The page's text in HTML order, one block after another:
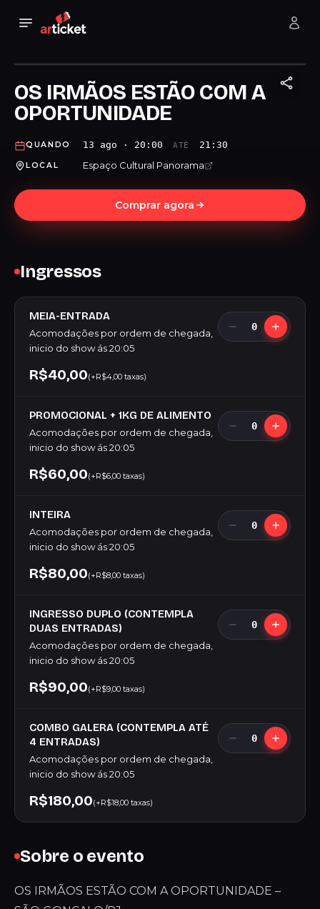
OS IRMÃOS ESTÃO COM A
OPORTUNIDADE
QUANDO 13 ago · 20:00 ATÉ 21:30
LOCAL Espaço Cultural Panorama
Comprar agora
Sobre o evento
OS IRMÃOS ESTÃO COM A OPORTUNIDADE –
Ingressos
MEIA-ENTRADA
Acomodações por ordem de chegada,
inicio do show ás 20:05
R$40,00(+R$4,00 taxas)
0
PROMOCIONAL + 1KG DE ALIMENTO
Acomodações por ordem de chegada,
inicio do show ás 20:05
R$60,00(+R$6,00 taxas)
0
INTEIRA
Acomodações por ordem de chegada,
inicio do show ás 20:05
R$80,00(+R$8,00 taxas)
0
INGRESSO DUPLO (CONTEMPLA
DUAS ENTRADAS)
Acomodações por ordem de chegada,
inicio do show ás 20:05
R$90,00(+R$9,00 taxas)
0
COMBO GALERA (CONTEMPLA ATÉ
4 ENTRADAS)
Acomodações por ordem de chegada,
inicio do show ás 20:05
R$180,00(+R$18,00 taxas)
0